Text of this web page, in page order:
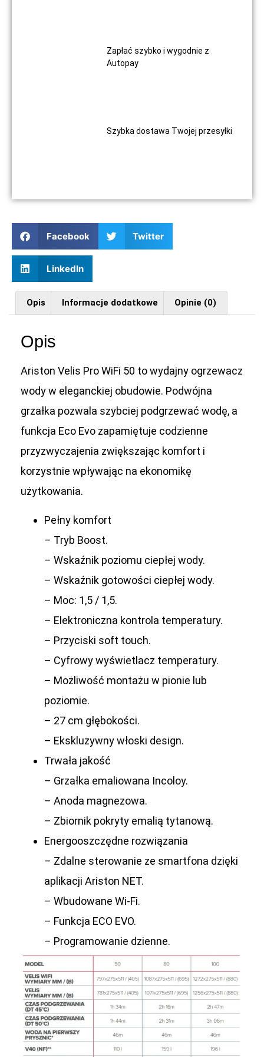
Facebook Twitter
LinkedIn
Zapłać szybko i wygodnie z
Autopay
Szybka dostawa Twojej przesyłki
Opis Informacje dodatkowe Opinie (0)
Opis
Ariston Velis Pro WiFi 50 to wydajny ogrzewacz
wody w eleganckiej obudowie. Podwójna
grzałka pozwala szybciej podgrzewać wodę, a
funkcja Eco Evo zapamiętuje codzienne
przyzwyczajenia zwiększając komfort i
korzystnie wpływając na ekonomikę
użytkowania.
Pełny komfort
– Tryb Boost.
– Wskaźnik poziomu ciepłej wody.
– Wskaźnik gotowości ciepłej wody.
– Moc: 1,5 / 1,5.
– Elektroniczna kontrola temperatury.
– Przyciski soft touch.
– Cyfrowy wyświetlacz temperatury.
– Możliwość montażu w pionie lub
poziomie.
– 27 cm głębokości.
– Ekskluzywny włoski design.
Trwała jakość
– Grzałka emaliowana Incoloy.
– Anoda magnezowa.
– Zbiornik pokryty emalią tytanową.
Energooszczędne rozwiązania
– Zdalne sterowanie ze smartfona dzięki
aplikacji Ariston NET.
– Wbudowane Wi-Fi.
– Funkcja ECO EVO.
– Programowanie dzienne.